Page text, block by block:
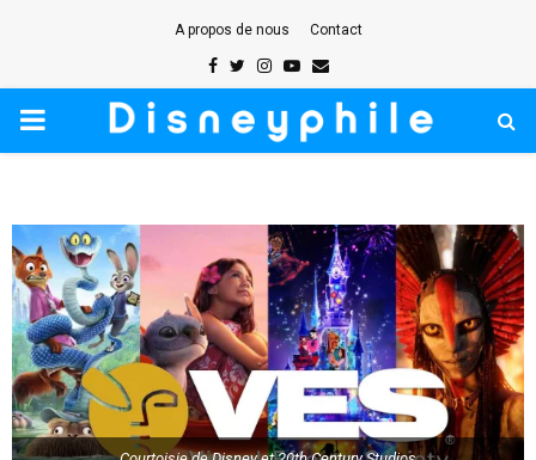
A propos de nous Contact
Facebook
TwitterInstagram
Youtube
Email
PRIMARY